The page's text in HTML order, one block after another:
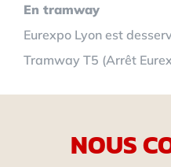
En tramway
Eurexpo Lyon est
Tramway T5 (Arrêt
NOUS